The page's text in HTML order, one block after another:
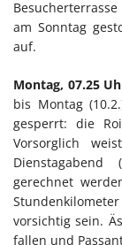
am Sonntag
auf.
Montag, 07.25
bis Montag
gesperrt: die
Vorsorglich
gerechnet
vorsichtig sein.
fallen und